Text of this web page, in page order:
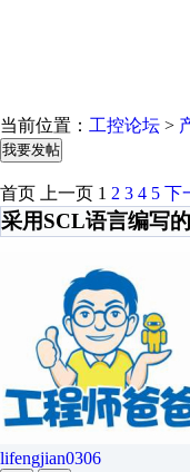
当前位置： 工控论坛 >
我要发帖
首页 上一页 1 2 3 4 5 下
采用SCL语言编写
lifengjian0306